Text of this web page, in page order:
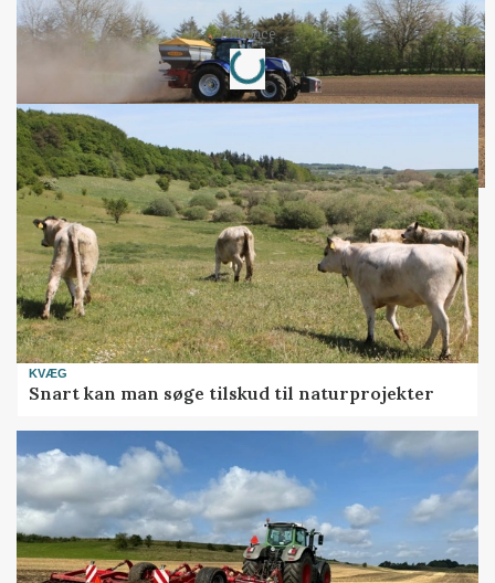
Annonce
Loading...
KVÆG
Snart kan man søge tilskud til naturprojekter